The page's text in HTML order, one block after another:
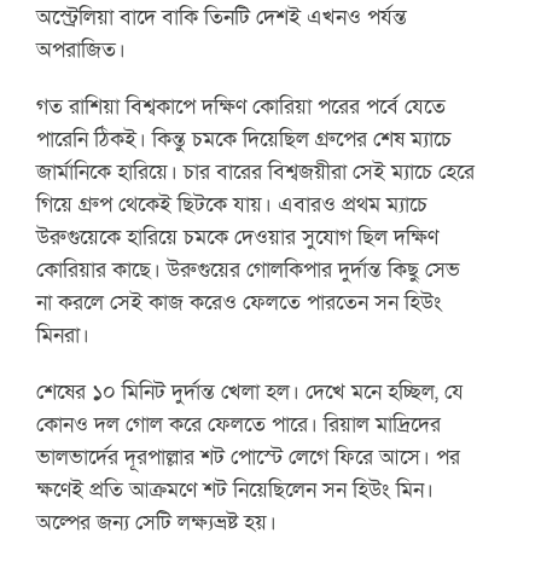
অস্ট্রেলিয়া বাদে বাকি তিনটি দেশই এখনও পর্যন্ত
অপরাজিত।
গত রাশিয়া বিশ্বকাপে দক্ষিণ কোরিয়া পরের পর্বে যেতে
পারেনি ঠিকই। কিন্তু চমকে দিয়েছিল গ্রুপের শেষ ম্যাচে
জার্মানিকে হারিয়ে। চার বারের বিশ্বজয়ীরা সেই ম্যাচে হেরে
গিয়ে গ্রুপ থেকেই ছিটকে যায়। এবারও প্রথম ম্যাচে
উরুগুয়েকে হারিয়ে চমকে দেওয়ার সুযোগ ছিল দক্ষিণ
কোরিয়ার কাছে। উরুগুয়ের গোলকিপার দুর্দান্ত কিছু সেভ
না করলে সেই কাজ করেও ফেলতে পারতেন সন হিউং
মিনরা।
শেষের ১০ মিনিট দুর্দান্ত খেলা হল। দেখে মনে হচ্ছিল, যে
কোনও দল গোল করে ফেলতে পারে। রিয়াল মাদ্রিদের
ভালভার্দের দূরপাল্লার শট পোস্টে লেগে ফিরে আসে। পর
ক্ষণেই প্রতি আক্রমণে শট নিয়েছিলেন সন হিউং মিন।
অল্পের জন্য সেটি লক্ষ্যভ্রষ্ট হয়।